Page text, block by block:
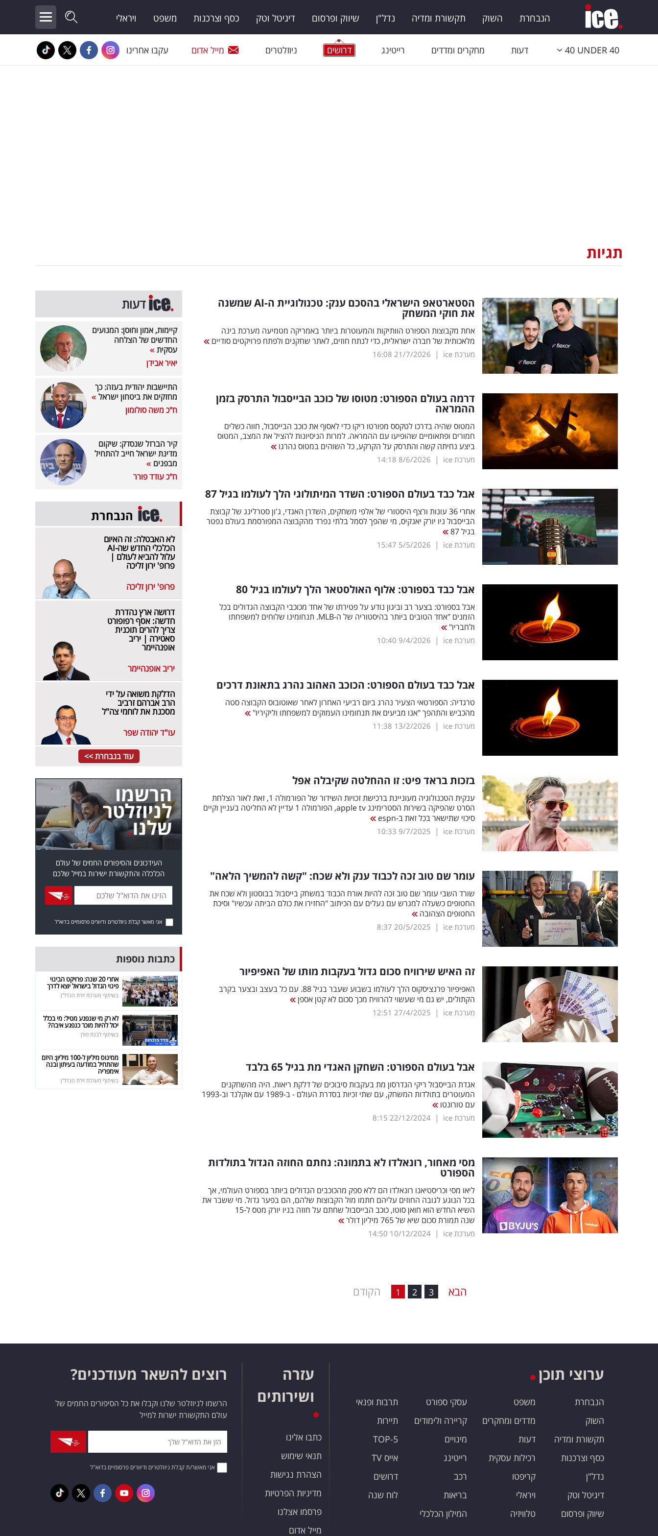
הנבחרת השוק תקשורת ומדיה נדל"ן שיווק ופרסום דיגיטל וטק כסף וצרכנות משפט ויראלי
40 UNDER 40 דעות מחקרים ומדדים רייטינג דרושים ניוזלטרים מייל אדום עקבו אחרינו
תגיות
הסטארטאפ הישראלי בהסכם ענק: טכנולוגיית ה-AIשמשנה
את חוקי המשחק
אחת מקבוצות הספורט הוותיקות והמעוטרות ביותר באמריקה מטמיעה מערכת בינה
מלאכותית של חברה ישראלית, כדי לנתח חוזים, לאתר שחקנים ולפתח פרויקטים סודיים
מערכת ice |
21/7/2026
16:08
דרמה בעולם הספורט: מטוסו של כוכב הבייסבול התרסק בזמן
ההמראה
המטוס שהיה בדרכו לטקסס מפורטו ריקו כדי לאסוף את כוכב הבייסבול, חווה כשלים
חמורים ופתאומיים שהופיעו עם ההמראה. למרות הניסיונות להציל את המצב, המטוס
ביצע נחיתה קשה והתרסק על הקרקע, כל השוהים במטוס נהרגו
מערכת ice |
8/6/2026
14:18
אבל כבד בעולם הספורט: השדר המיתולוגי הלך לעולמו בגיל 87
אחרי 36 עונות ורצף היסטורי של אלפי משחקים, השדרן האגדי, ג'ון סטרלינג של קבוצת
הבייסבול ניו יורק יאנקיס, מי שהפך לסמל בלתי נפרד מהקבוצה המפורסמת בעולם נפטר
בגיל 87
מערכת ice |
5/5/2026
15:47
אבל כבד בספורט: אלוף האולסטאר הלך לעולמו בגיל 80
אבל בספורט: בצער רב וביגון נודע על פטירתו של אחד מכוכבי הקבוצה הגדולים בכל
הזמנים "אחד הטובים ביותר בהיסטוריה של ה-MLB. תנחומינו שלוחים למשפחתו
ולחבריו"
מערכת ice |
9/4/2026
10:40
אבל כבד בעולם הספורט: הכוכב האהוב נהרג בתאונת דרכים
טרגדיה: הספורטאי הצעיר נהרג ביום רביעי האחרון לאחר שאוטובוס הקבוצה סטה
מהכביש והתהפך "אנו מביעים את תנחומינו העמוקים למשפחתו וליקיריו"
מערכת ice |
13/2/2026
11:38
בזכות בראד פיט: זו ההחלטה שקיבלה אפל
ענקית הטכנולוגיה מעוניינת ברכישת זכויות השידור של הפורמולה 1, זאת לאור הצלחת
הסרט שהפיקה בשירות הסטרימינג apple tv, הפורמולה 1 עדיין לא החליטה בעניין וקיים
סיכוי שתישאר בכל זאת ב-espn
מערכת ice |
9/7/2025
10:33
עומר שם טוב זכה לכבוד ענק ולא שכח: "קשה להמשיך הלאה"
שורד השבי עומר שם טוב זכה להיות אורח הכבוד במשחק בייסבול בבוסטון ולא שכח את
החטופים כשעלה למגרש עם נעלים עם הכיתוב "החזירו את כולם הביתה עכשיו" וסיכת
החטופים הצהובה
מערכת ice |
20/5/2025
8:37
זה האיש שירוויח סכום גדול בעקבות מותו של האפיפיור
האפיפיור פרנציסקוס הלך לעולמו בשבוע שעבר בגיל 88. עם כל בעצב ובצער בקרב
הקתולים, יש גם מי שעשוי להרוויח מכך סכום לא קטן אספן
מערכת ice |
27/4/2025
12:51
אבל בעולם הספורט: השחקן האגדי מת בגיל 65 בלבד
אגדת הבייסבול ריקי הנדרסון מת בעקבות סיבוכים של דלקת ריאות. היה מהשחקנים
המעוטרים בתולדות המשחק, עם שתי זכיות בסדרת העולם - ב-1989 עם אוקלנד וב-1993
עם טורונטו
מערכת ice |
22/12/2024
8:15
מסי מאחור, רונאלדו לא בתמונה: נחתם החוזה הגדול בתולדות
הספורט
ליאו מסי וכריסטיאנו רונאלדו הם ללא ספק מהכוכבים הגדולים ביותר בספורט העולמי, אך
בכל הנוגע לגובה החוזים עליהם חתמו מול הקבוצות שלהם, הם בפער גדול. מי ששבר את
השיא החדש הוא חואן סוטו, כוכב הבייסבול שחתם על חוזה בניו יורק מטס ל-15
שנה תמורת סכום שיא של 765 מיליון דולר
מערכת ice |
10/12/2024
14:50
הקודם 1 2 3 הבא
דעות
קיימות, אמון וחוסן: המנועים
החדשים של הצלחה
עסקית
יאיר אבידן
התיישבות יהודית בעזה: כך
מחזקים את ביטחון ישראל
ח"כ משה סולומון
קיר הברזל שנסדק: שיקום
מדינת ישראל חייב להתחיל
מבפנים
ח"כ עודד פורר
הנבחרת
לא האבטלה: זה האיום
הכלכלי החדש שה-AI
עלול להביא לעולם |
פרופ' ירון זליכה
פרופ' ירון זליכה
דרושה ארץ נהדרת
חדשה: אסף רפופורט
צריך להרים תוכנית
סאטירה | יריב
אופנהיימר
יריב אופנהיימר
הדלקת משואה על ידי
הרב אברהם זרביב
מסכנת את לוחמי צה"ל
עו"ד יהודה שפר
עוד בנבחרת >>
העידכונים והסיפורים החמים של עולם
הכלכלה והתקשורת ישירות במייל שלכם
אני מאשר קבלת ניוזלטרים ודיוורים פרסומיים בדוא"ל
כתבות נוספות
אחרי 20 שנה: פרויקט הבינוי
פינוי הגדול בישראל יוצא לדרך
בשיתוף מערכת זירת הנדל"ן
לא רק מי שנפגע מטיל: מי בכלל
יכול להיות מוכר כנפגע איבה?
בשיתוף לבנת פורן
ממינוס מיליון ל-100 מיליון: היזם
שהתחיל במודעה בעיתון ובנה
אימפריה
בשיתוף מערכת זירת הנדל"ן
ערוצי תוכן
הנבחרת
השוק
תקשורת ומדיה
כסף וצרכנות
נדל"ן
דיגיטל וטק
שיווק ופרסום
משפט
מדדים ומחקרים
דעות
רכילות עסקית
קריפטו
ויראלי
טלוויזיה
עסקי ספורט
קריירה ולימודים
מינויים
רייטינג
רכב
בריאות
המילון הכלכלי
תרבות ופנאי
תיירות
TOP-5
אייס TV
דרושים
לוח שנה
עזרה
ושירותים
כתבו אלינו
תנאי שימוש
הצהרת נגישות
מדיניות הפרטיות
פרסמו אצלנו
מייל אדום
רוצים להשאר מעודכנים?
הרשמו לניוזלטר שלנו וקבלו את כל הסיפורים החמים של
עולם התקשורת ישרות למייל
אני מאשר/ת קבלת ניוזלטרים ודיוורים פרסומיים בדוא"ל